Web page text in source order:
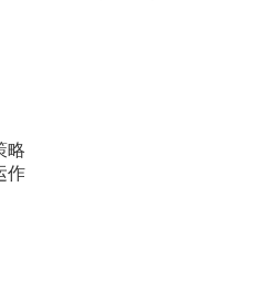
略
作